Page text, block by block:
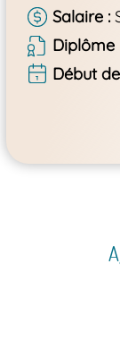
Salaire
Diplôme
Début